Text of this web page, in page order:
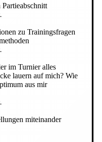
zu Trainingsfragen
im Turnier alles
lauern auf mich? Wie
aus mir
miteinander